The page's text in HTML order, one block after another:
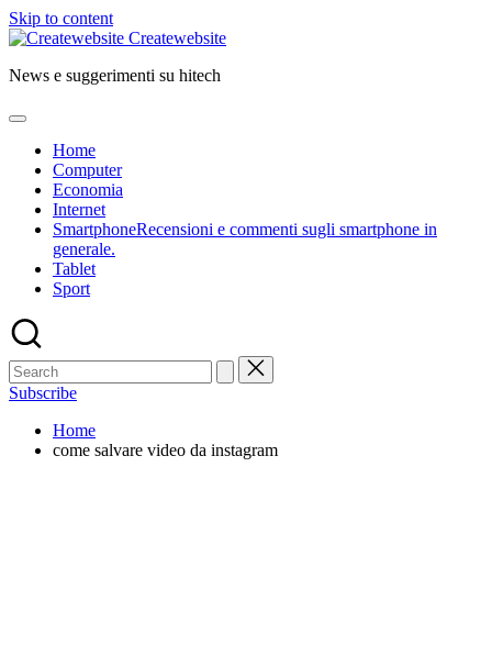
Skip to content
Createwebsite
News e suggerimenti su hitech
Home
Computer
Economia
Internet
SmartphoneRecensioni e commenti sugli smartphone in
generale.
Tablet
Sport
Subscribe
Home
come salvare video da instagram